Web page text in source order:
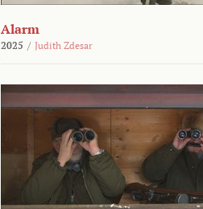
Alarm
2025 / Judith Zdesar